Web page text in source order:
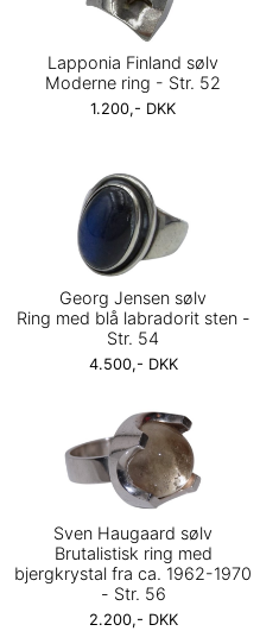
Lapponia Finland sølv
Moderne ring - Str. 52
1.200,- DKK
Georg Jensen sølv
Ring med blå labradorit sten -
Str. 54
4.500,- DKK
Sven Haugaard sølv
Brutalistisk ring med
bjergkrystal fra ca. 1962-1970
- Str. 56
2.200,- DKK